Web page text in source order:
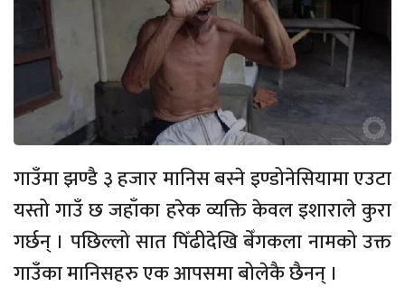
गाउँमा झण्डै ३ हजार मानिस बस्ने इण्डोनेसियामा एउटा
यस्तो गाउँ छ जहाँका हरेक व्यक्ति केवल इशाराले कुरा
गर्छन् । पछिल्लो सात पिँढीदेखि बेँगकला नामको उक्त
गाउँका मानिसहरु एक आपसमा बोलेकै छैनन् ।